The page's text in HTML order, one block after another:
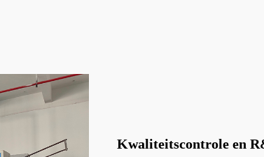
Kwaliteitscontrole en